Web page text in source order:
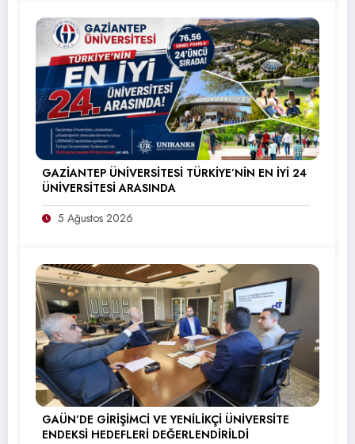
GAZİANTEP ÜNİVERSİTESİ TÜRKİYE’NİN EN İYİ 24
ÜNİVERSİTESİ ARASINDA
5 Ağustos 2026
GAÜN’DE GİRİŞİMCİ VE YENİLİKÇİ ÜNİVERSİTE
ENDEKSİ HEDEFLERİ DEĞERLENDİRİLDİ